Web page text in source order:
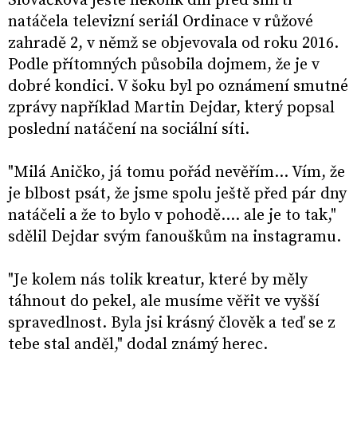
natáčela televizní seriál Ordinace v růžové
zahradě 2, v němž se objevovala od roku 2016.
Podle přítomných působila dojmem, že je v
dobré kondici. V šoku byl po oznámení smutné
zprávy například Martin Dejdar, který popsal
poslední natáčení na sociální síti.
"Milá Aničko, já tomu pořád nevěřím… Vím, že
je blbost psát, že jsme spolu ještě před pár dny
natáčeli a že to bylo v pohodě…. ale je to tak,"
sdělil Dejdar svým fanouškům na instagramu.
"Je kolem nás tolik kreatur, které by měly
táhnout do pekel, ale musíme věřit ve vyšší
spravedlnost. Byla jsi krásný člověk a teď se z
tebe stal anděl," dodal známý herec.